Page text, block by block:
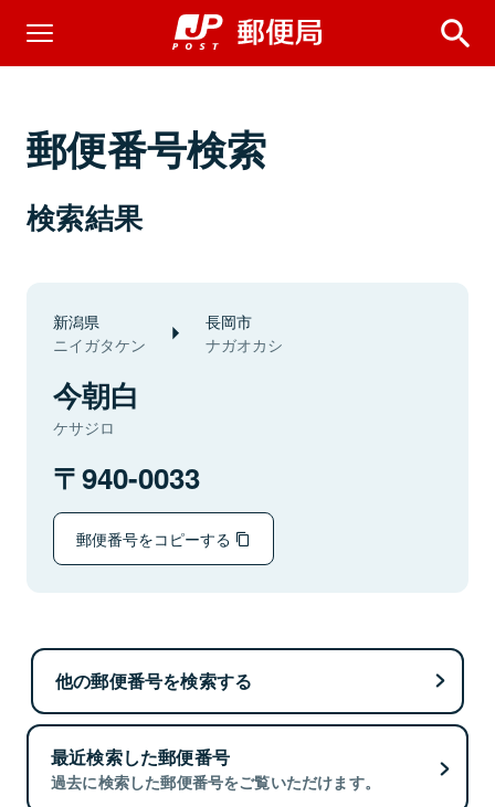
郵便番号検索
検索結果
新潟県
ニイガタケン
長岡市
ナガオカシ
今朝白
ケサジロ
940-0033
郵便番号をコピーする
他の郵便番号を検索する
最近検索した郵便番号
過去に検索した郵便番号をご覧いただけます。